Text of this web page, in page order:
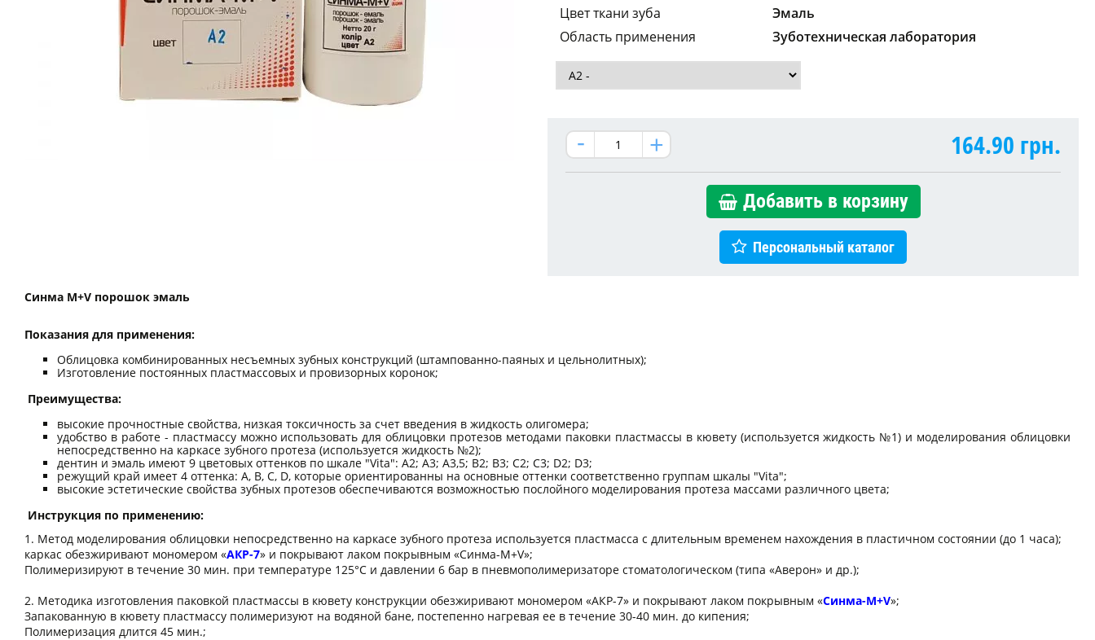
Цвет ткани зуба
Эмаль
Область применения
Зуботехническая лаборатория
164.90 грн.
Добавить в корзину
Персональный каталог
Синма М+V порошок эмаль
Показания для применения:
Облицовка комбинированных несъемных зубных конструкций (штампованно-паяных и цельнолитных);
Изготовление постоянных пластмассовых и провизорных коронок;
Преимущества:
высокие прочностные свойства, низкая токсичность за счет введения в жидкость олигомера;
удобство в работе - пластмассу можно использовать для облицовки протезов методами паковки пластмассы в кювету (используется жидкость №1) и моделирования облицовки
непосредственно на каркасе зубного протеза (используется жидкость №2);
дентин и эмаль имеют 9 цветовых оттенков по шкале "Vita": A2; A3; A3,5; B2; B3; C2; C3; D2; D3;
режущий край имеет 4 оттенка: A, B, C, D, которые ориентированны на основные оттенки соответственно группам шкалы "Vita";
высокие эстетические свойства зубных протезов обеспечиваются возможностью послойного моделирования протеза массами различного цвета;
Инструкция по применению:
1. Метод моделирования облицовки непосредственно на каркасе зубного протеза используется пластмасса с длительным временем нахождения в пластичном состоянии (до 1 часа);
каркас обезжиривают мономером «АКР-7» и покрывают лаком покрывным «Синма-М+V»;
Полимеризируют в течение 30 мин. при температуре 125°С и давлении 6 бар в пневмополимеризаторе стоматологическом (типа «Аверон» и др.);
2. Методика изготовления паковкой пластмассы в кювету конструкции обезжиривают мономером «АКР-7» и покрывают лаком покрывным «Синма-М+V»;
Запакованную в кювету пластмассу полимеризуют на водяной бане, постепенно нагревая ее в течение 30-40 мин. до кипения;
Полимеризация длится 45 мин.;